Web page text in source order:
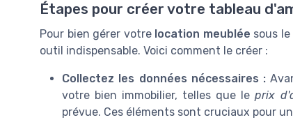
Étapes pour créer votre tableau
Pour bien gérer votre location meublée sous
outil indispensable. Voici comment le créer :
Collectez les données nécessaires :
votre bien immobilier, telles que leprix
prévue. Ces éléments sont cruciaux pour